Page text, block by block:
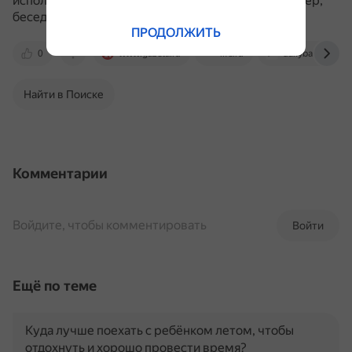
беседы и объяснение проступка.
0 www.gazeta.ru life.ru dailybaby.ru
Найти в Поиске
Комментарии
Войти
Войдите, чтобы комментировать
Ещё по теме
Куда лучше поехать с ребёнком летом, чтобы
отдохнуть и хорошо провести время?
ПРОДОЛЖИТЬ